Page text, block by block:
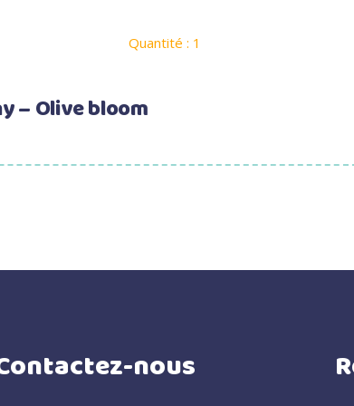
Quantité : 1
– Olive bloom
nous